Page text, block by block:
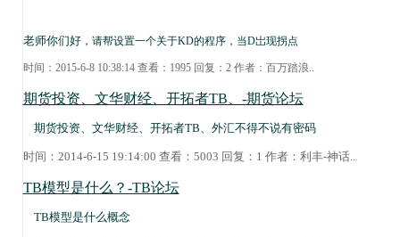
老师你们好，请帮设置一个关于KD的程序， 当D岀现拐点
时间：2015-6-8 10:38:14 查看：1995 回复：2 作者： 百万踏浪..
期货投资、文华财经、开拓者TB、-期货论坛
期货投资、文华财经、开拓者TB、外汇不得不说有密码
时间：2014-6-15 19:14:00 查看：5003 回复：1 作者： 利丰-神话..
TB模型是什么？-TB论坛
TB模型是什么概念